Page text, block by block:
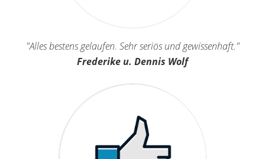
"Alles bestens gelaufen. Sehr seriös und gewissenhaft."
Frederike u. Dennis Wolf